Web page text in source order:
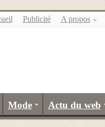
Publicité A propos
Mode Actu du web